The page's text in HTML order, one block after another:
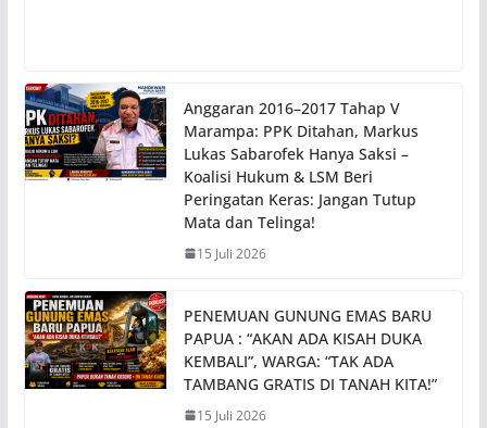
Anggaran 2016–2017 Tahap V
Marampa: PPK Ditahan, Markus
Lukas Sabarofek Hanya Saksi –
Koalisi Hukum & LSM Beri
Peringatan Keras: Jangan Tutup
Mata dan Telinga!
15 Juli 2026
PENEMUAN GUNUNG EMAS BARU
PAPUA : “AKAN ADA KISAH DUKA
KEMBALI”, WARGA: “TAK ADA
TAMBANG GRATIS DI TANAH KITA!”
15 Juli 2026